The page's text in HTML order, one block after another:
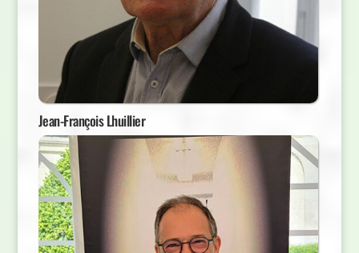
Jean-François Lhuillier